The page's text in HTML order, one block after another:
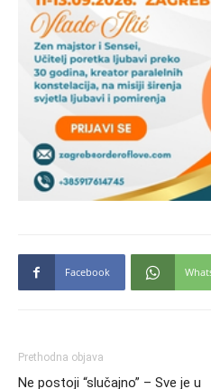
Facebook
Prethodna objava
Ne postoji “slučajno” – Sve je u